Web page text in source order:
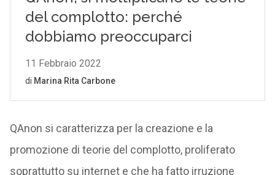
QAnon si caratterizza per la creazione e la
promozione di teorie del complotto, proliferato
soprattutto su internet e che ha fatto irruzione